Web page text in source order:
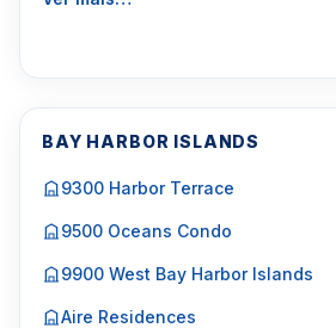
BAY HARBOR ISLANDS
9300 Harbor Terrace
9500 Oceans Condo
9900 West Bay Harbor Islands
Aire Residences